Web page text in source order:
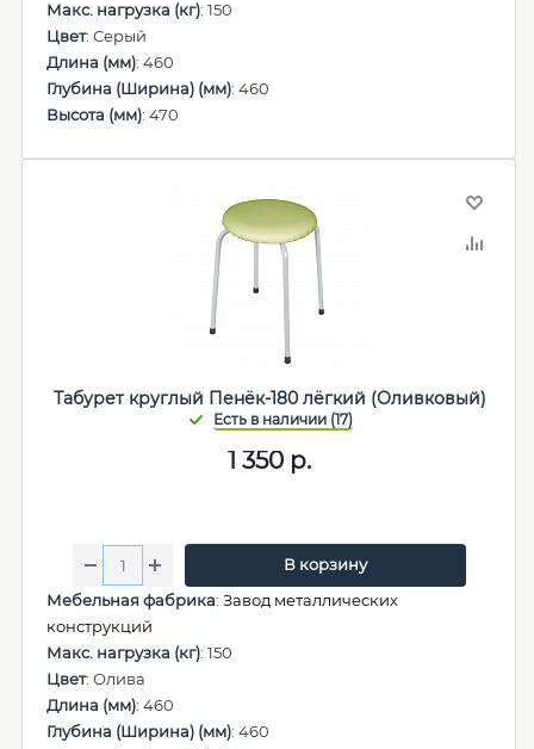
Макс. нагрузка (кг): 150
Цвет: Серый
Длина (мм): 460
Глубина (Ширина) (мм): 460
Высота (мм): 470
Табурет круглый Пенёк-180 лёгкий (Оливковый)
1 350 р.
В корзину
Мебельная фабрика: Завод металлических
конструкций
Макс. нагрузка (кг): 150
Цвет: Олива
Длина (мм): 460
Глубина (Ширина) (мм): 460